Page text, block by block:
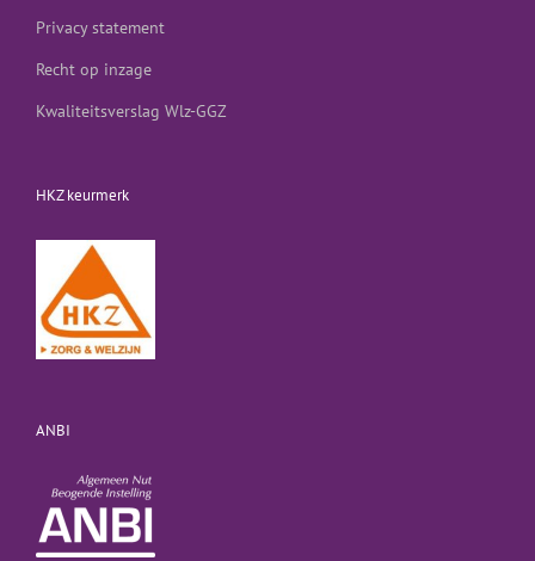
Privacy statement
Recht op inzage
Kwaliteitsverslag Wlz-GGZ
HKZ keurmerk
ANBI